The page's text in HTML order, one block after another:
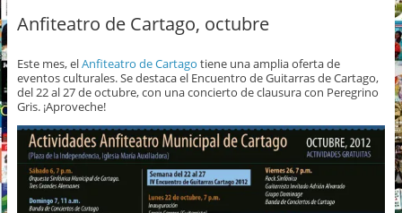
Anfiteatro de Cartago, octubre
Este mes, elAnfiteatro de Cartago tiene una amplia oferta de
eventos culturales. Se destaca el Encuentro de Guitarras de Cartago,
del 22 al 27 de octubre, con una concierto de clausura con Peregrino
Gris. ¡Aproveche!